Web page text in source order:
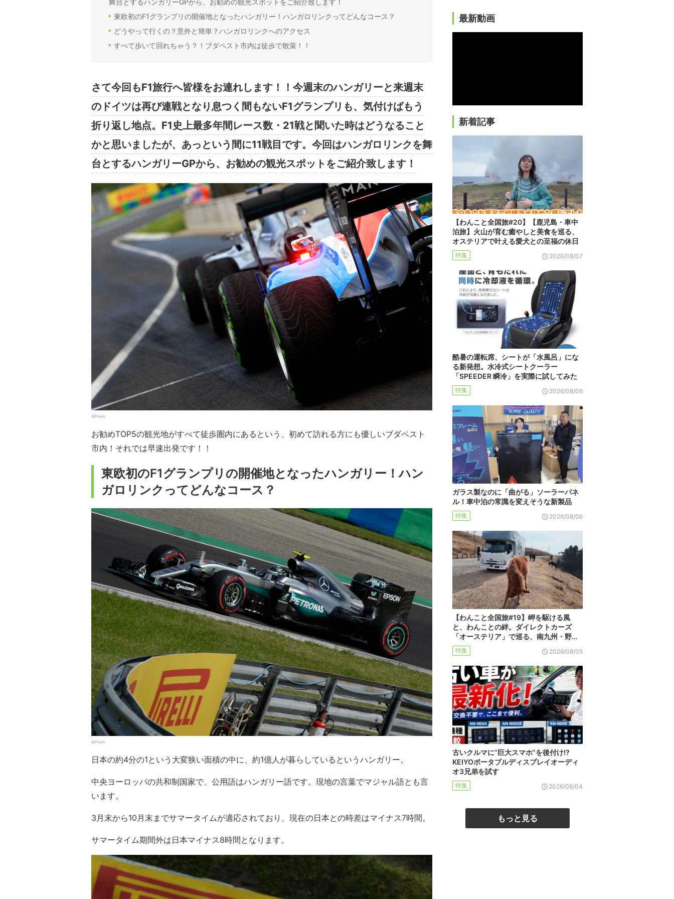
舞台とするハンガリーGPから、お勧めの観光スポットをご紹介致します！
東欧初のF1グランプリの開催地となったハンガリー！ハンガロリンクってどんなコース？
どうやって行くの？意外と簡単？ハンガロリンクへのアクセス
すべて歩いて回れちゃう？！ブダペスト市内は徒歩で散策！！
さて今回もF1旅行へ皆様をお連れします！！今週末のハンガリーと来週末
のドイツは再び連戦となり息つく間もないF1グランプリも、気付けばもう
折り返し地点。F1史上最多年間レース数・21戦と聞いた時はどうなること
かと思いましたが、あっという間に11戦目です。今回はハンガロリンクを舞
台とするハンガリーGPから、お勧めの観光スポットをご紹介致します！
©Pirelli
お勧めTOP5の観光地がすべて徒歩圏内にあるという、初めて訪れる方にも優しいブダペスト
市内！それでは早速出発です！！
東欧初のF1グランプリの開催地となったハンガリー！ハン
ガロリンクってどんなコース？
©Pirelli
日本の約4分の1という大変狭い面積の中に、約1億人が暮らしているというハンガリー。
中央ヨーロッパの共和制国家で、公用語はハンガリー語です。現地の言葉でマジャル語とも言
います。
3月末から10月末までサマータイムが適応されており、現在の日本との時差はマイナス7時間。
サマータイム期間外は日本マイナス8時間となります。
最新動画
新着記事
【わんこと全国旅#20】【鹿児島・車中
泊旅】火山が育む癒やしと美食を巡る、
オステリアで叶える愛犬との至福の休日
特集 2026/08/07
酷暑の運転席、シートが「水風呂」にな
る新発想。水冷式シートクーラー
「SPEEDER 瞬冷」を実際に試してみた
特集 2026/08/06
ガラス製なのに「曲がる」ソーラーパネ
ル！車中泊の常識を変えそうな新製品
特集 2026/08/06
【わんこと全国旅#19】岬を駆ける風
と、わんことの絆。ダイレクトカーズ
「オーステリア」で巡る、南九州・野…
特集 2026/08/05
古いクルマに“巨大スマホ”を後付け!?
KEIYOポータブルディスプレイオーディ
オ3兄弟を試す
特集 2026/08/04
もっと見る